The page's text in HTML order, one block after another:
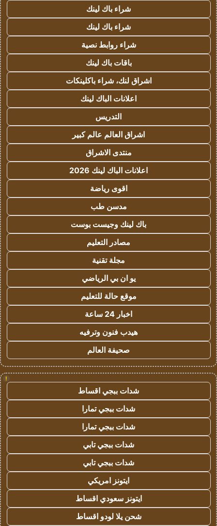
شراء باك لينك
شراء باك لينك
شراء روابط نصية
باقات باك لينك
اشراق لنك، شراء باكلينكات
اعلانات الباك لينك
التدريس
اشراق العالم عالم كبير
منتدى الاشراق
اعلانات الباك لينك 2026
اقوى رياضة
مدسن طب
باك لينك وجيست بوست
مصادر التعليم
مجلة تقنية
يو ان بي الرياضي
موقع حالة للتعليم
اخبار 24 ساعة
هيدب فنون وترفيه
صحيفة العالم
!
شدات ببجي اقساط
شدات ببجي تمارا
شدات ببجي تمارا
شدات ببجي تابي
شدات ببجي تابي
ايتونز امريكي
ايتونز سعودي اقساط
شحن يلا لودو اقساط